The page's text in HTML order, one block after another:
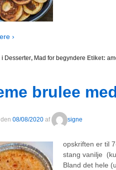
›
i Desserter, Mad for begyndere Etiket:
brulee
08/08/2020 af signe
opskriften er til
stang vanilje
Bland det hele